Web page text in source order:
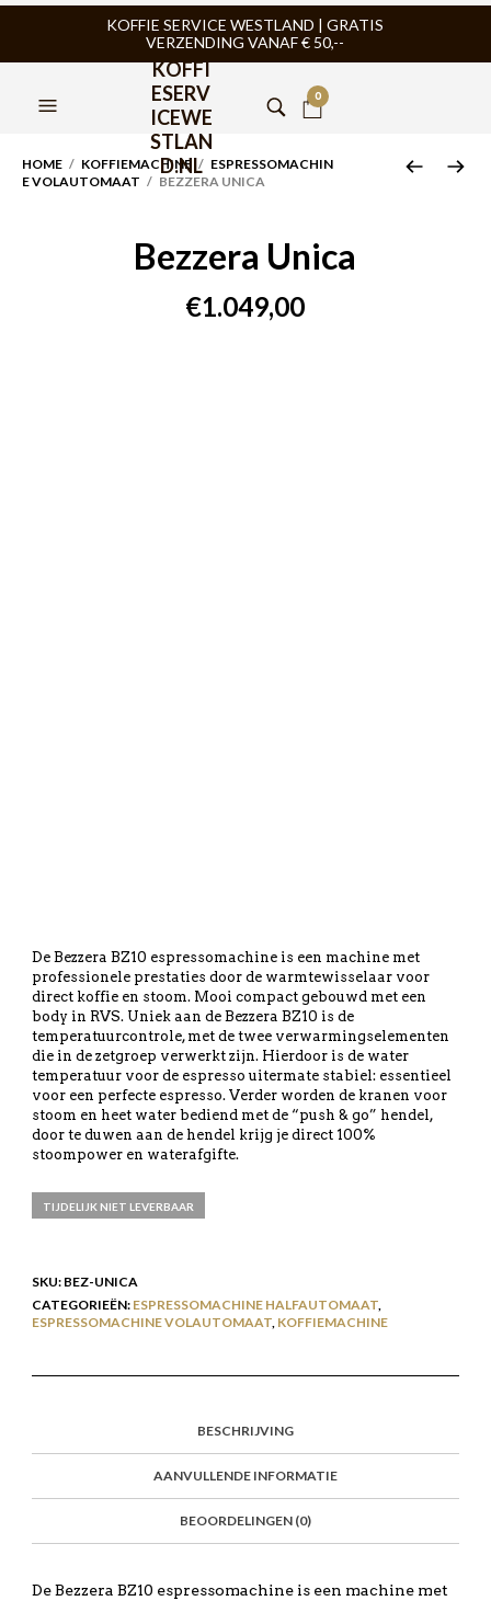
KOFFIE SERVICE WESTLAND | GRATIS
VERZENDING VANAF € 50,--
KOFFI
ESERV
ICEWE
STLAN
D.NL
0
HOME / KOFFIEMACHINE / ESPRESSOMACHIN
E VOLAUTOMAAT / BEZZERA UNICA
Bezzera Unica
€1.049,00
De Bezzera BZ10 espressomachine is een machine met
professionele prestaties door de warmtewisselaar voor
direct koffie en stoom. Mooi compact gebouwd met een
body in RVS. Uniek aan de Bezzera BZ10 is de
temperatuurcontrole, met de twee verwarmingselementen
die in de zetgroep verwerkt zijn. Hierdoor is de water
temperatuur voor de espresso uitermate stabiel: essentieel
voor een perfecte espresso. Verder worden de kranen voor
stoom en heet water bediend met de “push & go” hendel,
door te duwen aan de hendel krijg je direct 100%
stoompower en waterafgifte.
TIJDELIJK NIET LEVERBAAR
SKU: BEZ-UNICA
CATEGORIEËN: ESPRESSOMACHINE HALFAUTOMAAT,
ESPRESSOMACHINE VOLAUTOMAAT, KOFFIEMACHINE
BESCHRIJVING
AANVULLENDE INFORMATIE
BEOORDELINGEN (0)
De Bezzera BZ10 espressomachine is een machine met